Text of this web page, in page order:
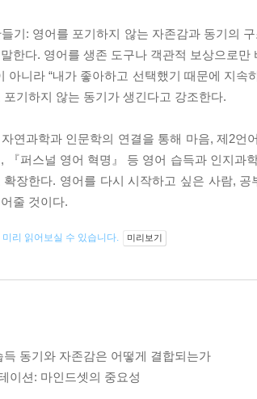
기: 영어를 포기하지 않는 자존감과 동기의
한다. 영어를 생존 도구나 객관적 보상으로
아니라 “내가 좋아하고 선택했기 때문에 지
포기하지 않는 동기가 생긴다고 강조한다.
연과학과 인문학의 연결을 통해 마음, 제2
『퍼스널 영어 혁명』 등 영어 습득과 인지과
확장한다. 영어를 다시 시작하고 싶은 사람,
줄 것이다.
리 읽어보실 수 있습니다. 미리보기
득 동기와 자존감은 어떻게 결합되는가
이션: 마인드셋의 중요성